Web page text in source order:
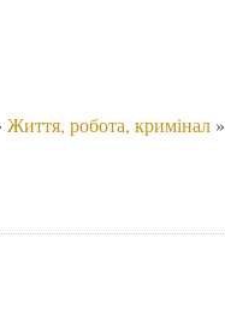
Життя, робота, кримінал»